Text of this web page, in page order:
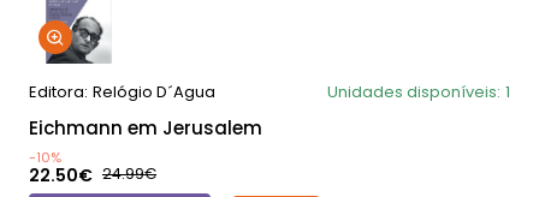
Editora: Relógio D´Agua Unidades disponíveis: 1
Eichmann em Jerusalem
-10%
22.50€ 24.99€